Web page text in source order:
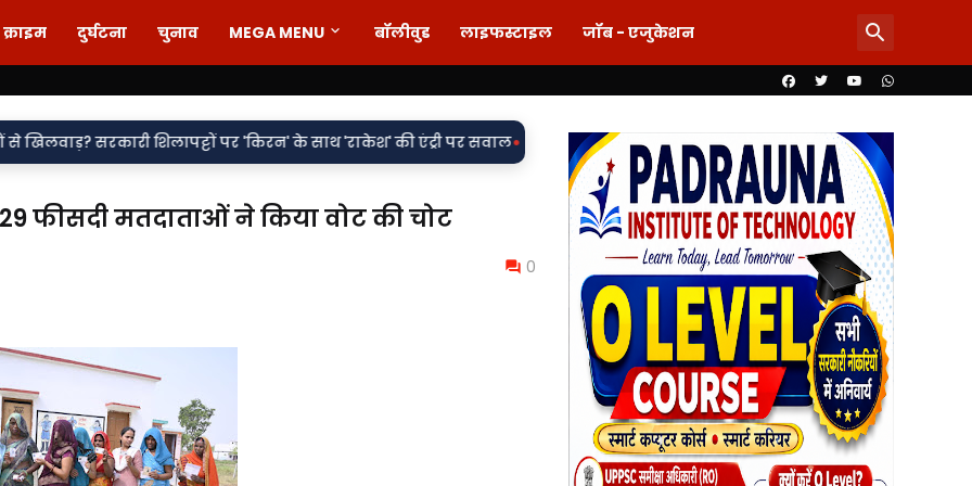
क्राइम दुर्घटना चुनाव MEGA MENU बॉलीवुड लाइफस्टाइल जॉब - एजुकेशन
पर 'किरन' के साथ 'राकेश' की एंट्री पर सवाल• वर्दी पर दाग! लड़की-शराब की मांग और महिला से बदसलूकी के आरोप में दो सिपाही
फीसदी मतदाताओं ने किया वोट की चोट
0